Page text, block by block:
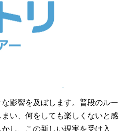
影響を及ぼします。普段のルー
い、何をしても楽しくないと感
し、この新しい現実を受け入